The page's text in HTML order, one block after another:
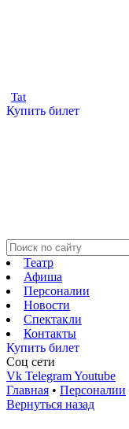
Tat
Купить билет
Театр
Афиша
Персоналии
Новости
Спектакли
Контакты
Купить билет
Соц cети
Vk TelegramYoutube
Главная • Персоналии
Вернуться назад